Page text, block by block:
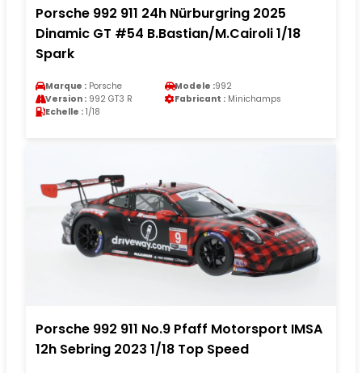
Porsche 992 911 24h Nürburgring 2025
Dinamic GT #54 B.Bastian/M.Cairoli 1/18
Spark
Marque : Porsche Modele :992
Version : 992 GT3 R Fabricant : Minichamps
Echelle : 1/18
Porsche 992 911 No.9 Pfaff Motorsport IMSA
12h Sebring 2023 1/18 Top Speed